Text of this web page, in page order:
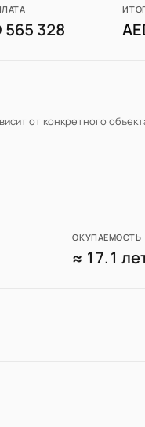
565 328
от конкретного
ОКУПАЕМОСТЬ
≈ 17.1